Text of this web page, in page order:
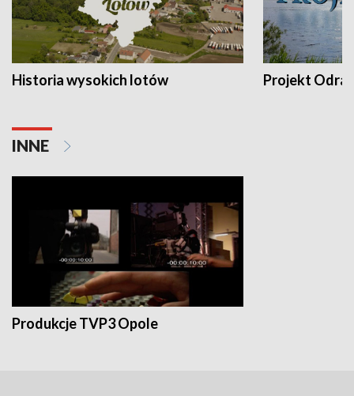
Historia wysokich lotów Projekt Odra
INNE
Produkcje TVP3 Opole